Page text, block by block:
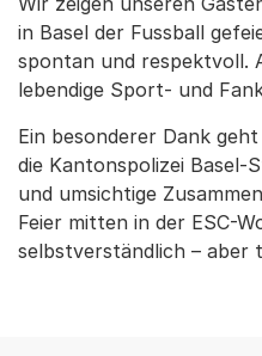
in Basel der Fussball
spontan und respektvoll.
lebendige Sport- und
Ein besonderer Dank
die Kantonspolizei
und umsichtige
Feier mitten in der ESC-
selbstverständlich – aber